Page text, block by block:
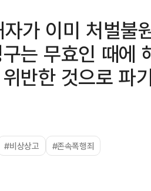
가 이미 처벌불
는 무효인 때에
반한 것으로 파
#비상상고 #존속폭행죄